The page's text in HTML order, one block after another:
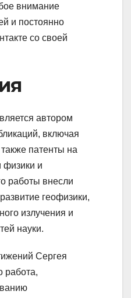
внимание
и постоянно
со своей
автором
включая
патенты на
физики и
работы внесли
геофизики,
излучения и
науки.
Сергея
работа,